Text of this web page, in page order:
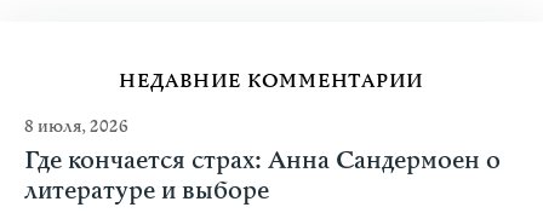
НЕДАВНИЕ КОММЕНТАРИИ
8 июля, 2026
Где кончается страх: Анна Сандермоен о
литературе и выборе